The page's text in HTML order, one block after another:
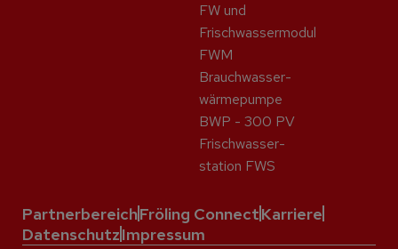
FW und
Frischwassermodul
FWM
Brauchwasser­
wärme­pumpe
BWP - 300 PV
Frisch­wasser­
station FWS
PartnerbereichFröling ConnectKarriere
DatenschutzImpressum